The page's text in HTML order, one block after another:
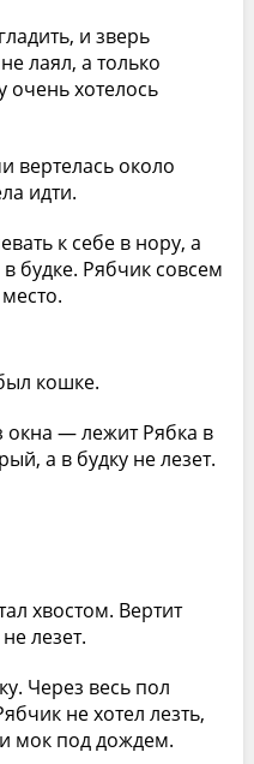
и зверь
лаял, а только
очень хотелось
вертелась около
идти.
к себе в нору, а
будке. Рябчик совсем
кошке.
— лежит Рябка в
а в будку не лезет.
хвостом. Вертит
лезет.
Через весь пол
не хотел лезть,
мок под дождем.